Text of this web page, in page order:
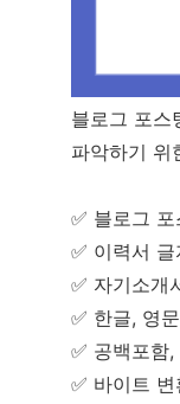
블로그 포스
파악하기 위
✅ 블로그
✅ 이력서
✅ 자기소개
✅ 한글, 영
✅ 공백포함
✅ 바이트